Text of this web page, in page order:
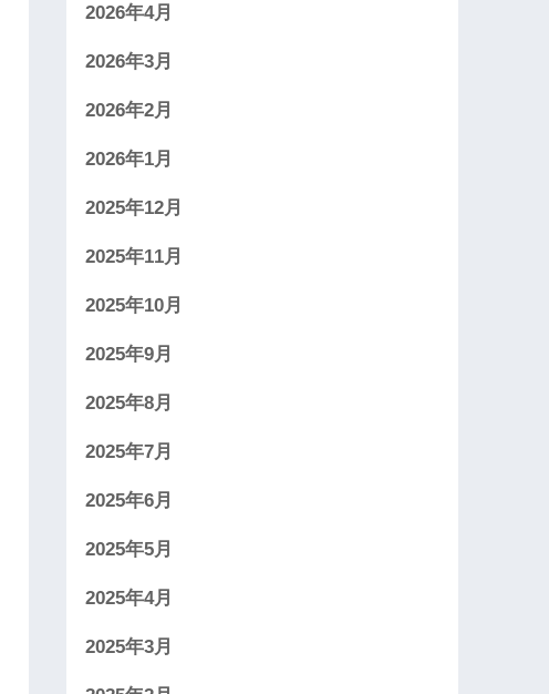
2026年4月
2026年3月
2026年2月
2026年1月
2025年12月
2025年11月
2025年10月
2025年9月
2025年8月
2025年7月
2025年6月
2025年5月
2025年4月
2025年3月